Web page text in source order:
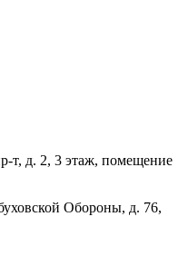
т, д. 2, 3 этаж, помещение
Обороны, д. 76,